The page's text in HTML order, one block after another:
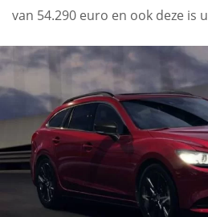
van 54.290 euro en ook deze is